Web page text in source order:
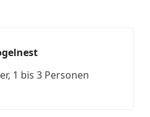
1 bis 3 Personen